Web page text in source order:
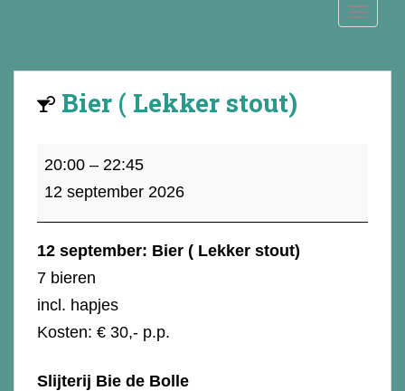
Bier ( Lekker stout)
Bier
20:00 – 22:45
12 september 2026
12 september: Bier ( Lekker stout)
7 bieren
incl. hapjes
Kosten: € 30,- p.p.
Slijterij Bie de Bolle